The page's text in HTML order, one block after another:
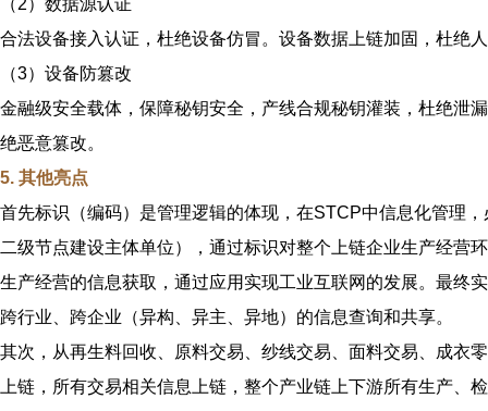
（2）数据源认证
合法设备接入认证，杜绝设备仿冒。设备数据上链加固，杜绝
（3）设备防篡改
金融级安全载体，保障秘钥安全，产线合规秘钥灌装，杜绝泄
绝恶意篡改。
5. 其他亮点
首先标识（编码）是管理逻辑的体现，在STCP中信息化管理
二级节点建设主体单位），通过标识对整个上链企业生产经营
生产经营的信息获取，通过应用实现工业互联网的发展。最终
跨行业、跨企业（异构、异主、异地）的信息查询和共享。
其次，从再生料回收、原料交易、纱线交易、面料交易、成衣
上链，所有交易相关信息上链，整个产业链上下游所有生产